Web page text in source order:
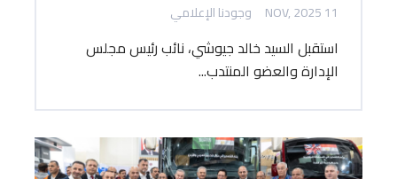
11 NOV, 2025 وجودنا الإعلامي
استقبل السيد خالد جيوشي، نائب رئيس مجلس
الإدارة والعضو المنتدب...